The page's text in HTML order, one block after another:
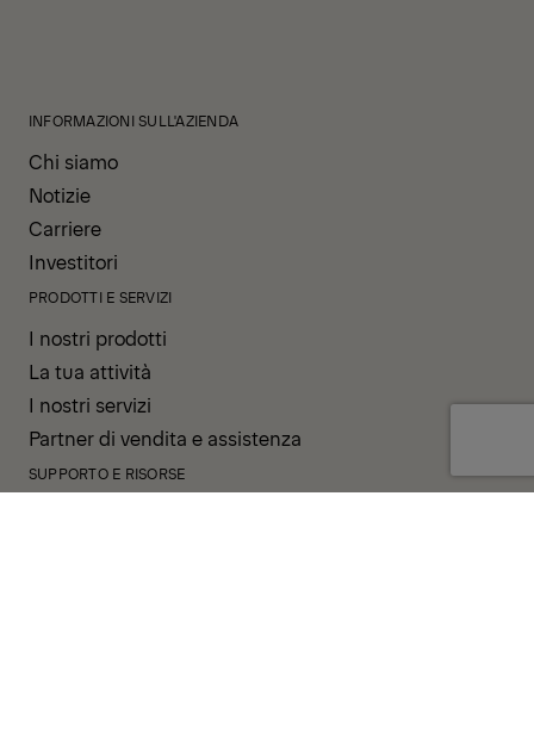
INFORMAZIONI SULL'AZIENDA
Chi siamo
Notizie
Carriere
Investitori
PRODOTTI E SERVIZI
I nostri prodotti
La tua attività
I nostri servizi
Partner di vendita e assistenza
SUPPORTO E RISORSE